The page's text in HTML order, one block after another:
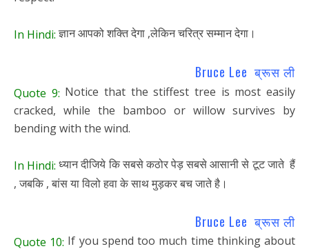
In Hindi:ज्ञान आपको शक्ति देगा ,लेकिन चरित्र सम्मान देगा।
Bruce Lee ब्रूस ली
Quote 9: Notice that the stiffest tree is most easily
cracked, while the bamboo or willow survives by
bending with the wind.
In Hindi: ध्यान दीजिये कि सबसे कठोर पेड़ सबसे आसानी से टूट जाते हैं
, जबकि , बांस या विलो हवा के साथ मुड़कर बच जाते है।
Bruce Lee ब्रूस ली
Quote 10: If you spend too much time thinking about